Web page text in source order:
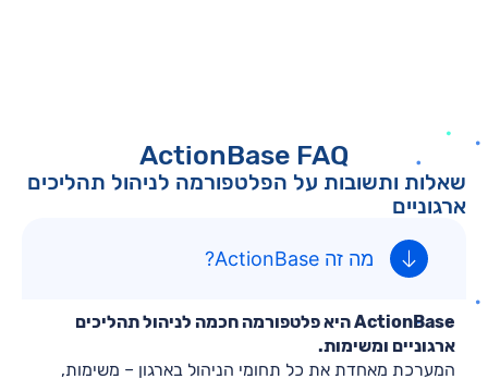
ActionBase FAQ
שאלות ותשובות על הפלטפורמה לניהול תהליכים
ארגוניים
מה זה ActionBase?
ActionBase היא פלטפורמה חכמה לניהול תהליכים
ארגוניים ומשימות.
המערכת מאחדת את כל תחומי הניהול בארגון – משימות,